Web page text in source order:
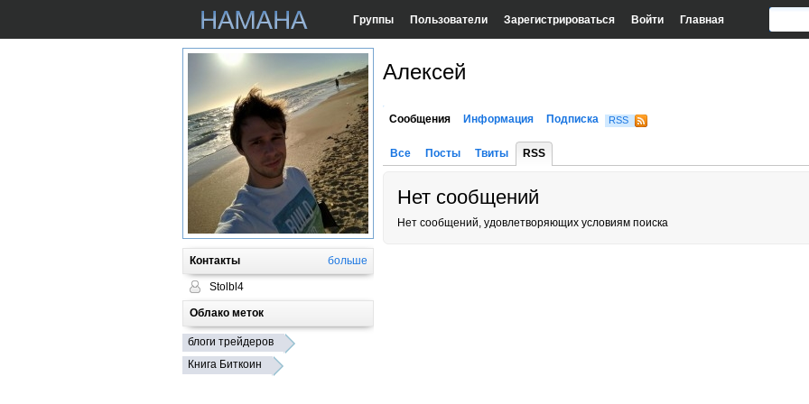
Группы Пользователи Зарегистрироваться Войти Главная
Контакты больше
Stolbl4
Облако меток
блоги трейдеров
Книга Биткоин
Алексей
Сообщения Информация Подписка RSS
Все Посты Твиты RSS
Нет сообщений
Нет сообщений, удовлетворяющих условиям поиска